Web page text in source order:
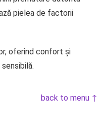
pielea de factorii
oferind confort și
back to menu ↑